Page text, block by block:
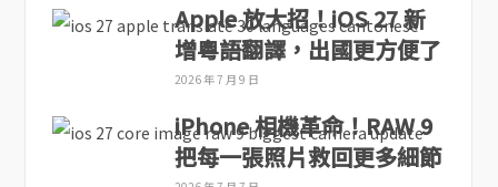
Apple 放大招！iOS 27 新
增粵語翻譯，出國更方便了
2026 年 7 月 9 日
iPhone 相機革命！RAW 9
把每一張照片救回更多細節